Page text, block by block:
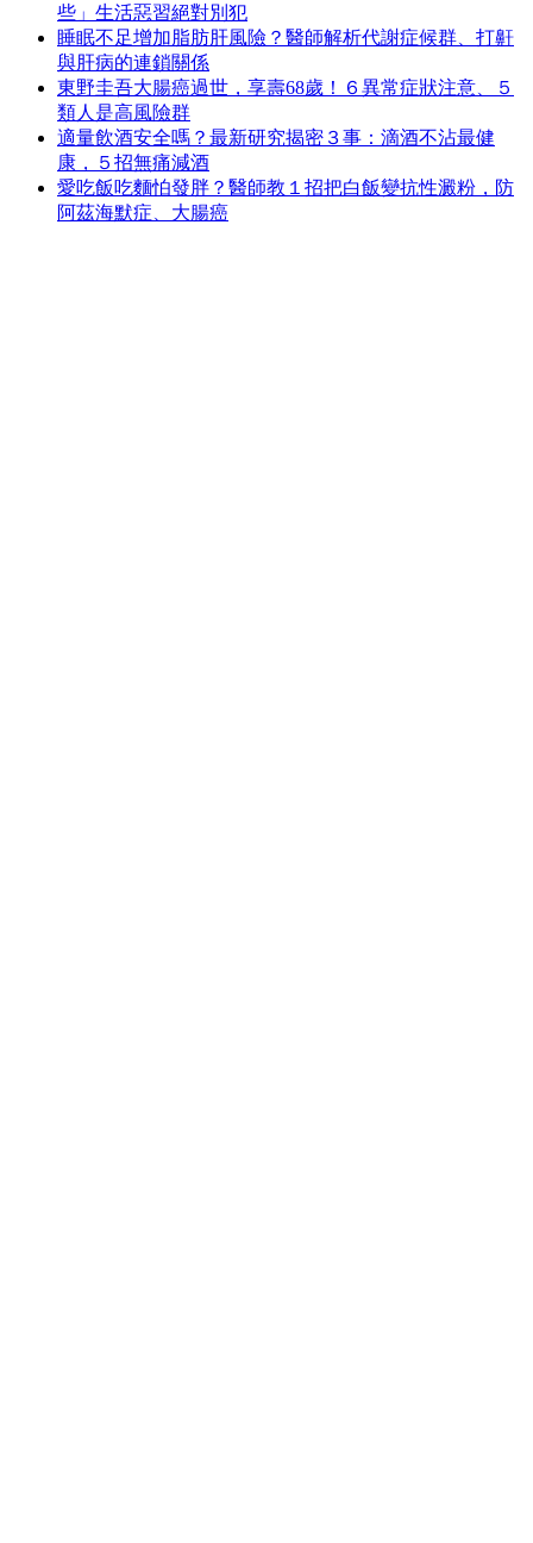
些」生活惡習絕對別犯
睡眠不足增加脂肪肝風險？醫師解析代謝症候群、打鼾
與肝病的連鎖關係
東野圭吾大腸癌過世，享壽68歲！６異常症狀注意、５
類人是高風險群
適量飲酒安全嗎？最新研究揭密３事：滴酒不沾最健
康，５招無痛減酒
愛吃飯吃麵怕發胖？醫師教１招把白飯變抗性澱粉，防
阿茲海默症、大腸癌